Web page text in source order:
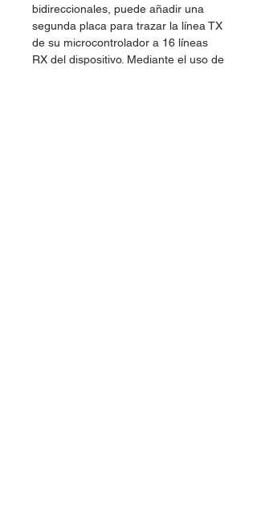
bidireccionales, puede añadir una
segunda placa para trazar la línea TX
de su microcontrolador a 16 líneas
RX del dispositivo. Mediante el uso de